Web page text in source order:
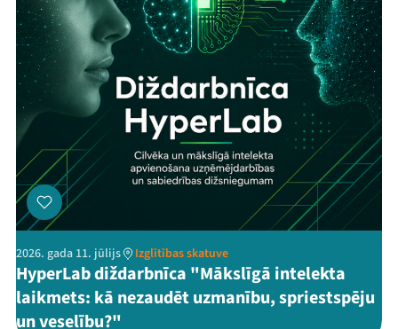
2026. gada 11. jūlijs Izglītības skatuve
HyperLab diždarbnīca "Mākslīgā intelekta
laikmets: kā nezaudēt uzmanību, spriestspēju
un veselību?"